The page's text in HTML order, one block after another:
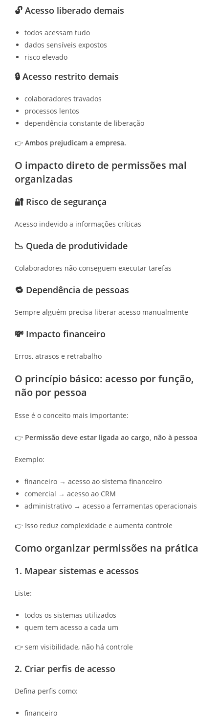
🔓 Acesso liberado demais
todos acessam tudo
dados sensíveis expostos
risco elevado
🔒 Acesso restrito demais
colaboradores travados
processos lentos
dependência constante de liberação
👉 Ambos prejudicam a empresa.
O impacto direto de permissões mal
organizadas
🔐 Risco de segurança
Acesso indevido a informações críticas
📉 Queda de produtividade
Colaboradores não conseguem executar tarefas
🔁 Dependência de pessoas
Sempre alguém precisa liberar acesso manualmente
💸 Impacto financeiro
Erros, atrasos e retrabalho
O princípio básico: acesso por função,
não por pessoa
Esse é o conceito mais importante:
👉 Permissão deve estar ligada ao cargo, não à pessoa
Exemplo:
financeiro → acesso ao sistema financeiro
comercial → acesso ao CRM
administrativo → acesso a ferramentas operacionais
👉 Isso reduz complexidade e aumenta controle
Como organizar permissões na prática
1. Mapear sistemas e acessos
Liste:
todos os sistemas utilizados
quem tem acesso a cada um
👉 sem visibilidade, não há controle
2. Criar perfis de acesso
Defina perfis como:
financeiro